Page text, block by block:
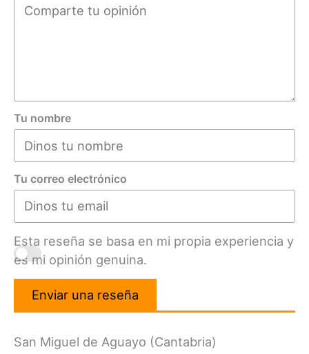
Tu nombre
Tu correo electrónico
Esta reseña se basa en mi propia experiencia y
es mi opinión genuina.
Enviar una reseña
San Miguel de Aguayo (Cantabria)